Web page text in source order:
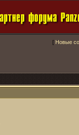
[ Новые